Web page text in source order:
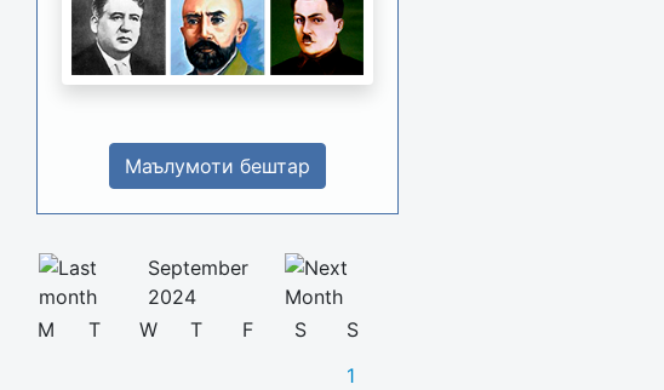
Маълумоти бештар
September
2024
M
T W T F S
S
1